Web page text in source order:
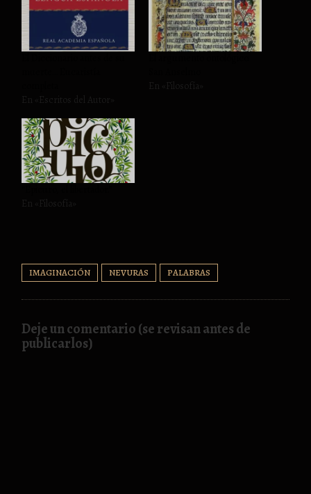
IMAGINACIÓN NEVURAS PALABRAS
Deje un comentario (se revisan antes de
publicarlos)